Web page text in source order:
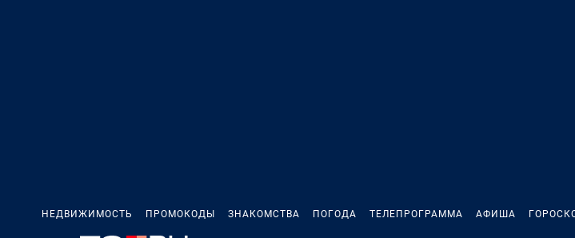
НЕДВИЖИМОСТЬ ПРОМОКОДЫ ЗНАКОМСТВА ПОГОДА ТЕЛЕПРОГРАММА АФИША